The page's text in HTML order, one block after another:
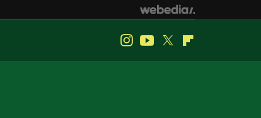
InstagramYoutube
Twitter